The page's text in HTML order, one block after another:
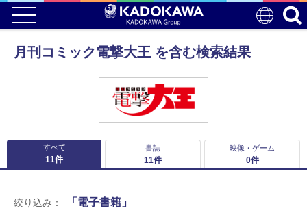
月刊コミック電撃大王 を含む検索結果
すべて
11件
書誌
11件
映像・ゲーム
0件
絞り込み： 「電子書籍」